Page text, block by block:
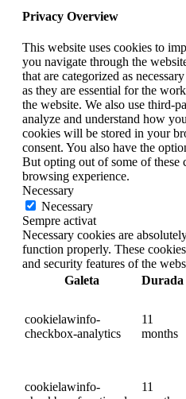
Privacy Overview
This website uses cookies to
you navigate through the
that are categorized as
as they are essential for the
the website. We also use third-
analyze and understand how
cookies will be stored in your
consent. You also have the
But opting out of some of these
browsing experience.
Necessary
Necessary
Sempre activat
Necessary cookies are
function properly. These
and security features of the
Galeta
Durada
cookielawinfo-
checkbox-analytics
11
months
cookielawinfo-
11